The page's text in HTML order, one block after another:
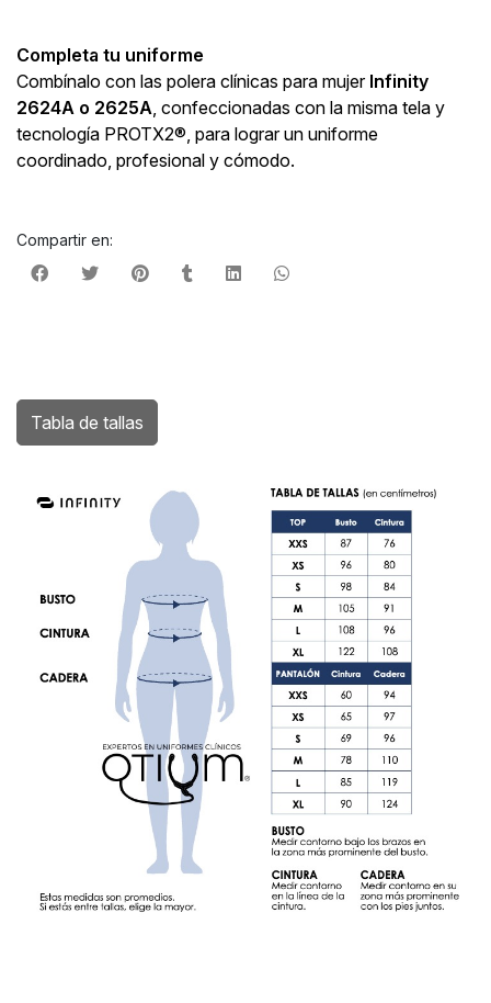
Completa tu uniforme
Combínalo con las polera clínicas para mujer Infinity
2624A o 2625A , confeccionadas con la misma tela y
tecnología PROTX2®, para lograr un uniforme
coordinado, profesional y cómodo.
Compartir en:
Tabla de tallas